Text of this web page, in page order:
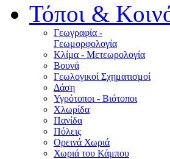
Τόποι &
Γεωγραφία -
Γεωμορφολογία
Κλίμα - Mετεωρολογία
Βουνά
Γεωλογικοί Σχηματισμοί
Δάση
Υγρότοποι - Βιότοποι
Χλωρίδα
Πανίδα
Πόλεις
Ορεινά Χωριά
Χωριά του Κάμπου